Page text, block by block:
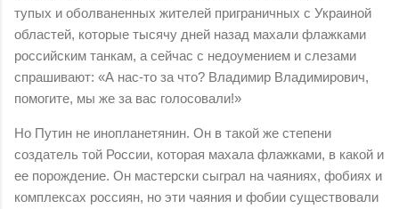
тупых и оболваненных жителей приграничных с Украиной
областей, которые тысячу дней назад махали флажками
российским танкам, а сейчас с недоумением и слезами
спрашивают: «А нас-то за что? Владимир Владимирович,
помогите, мы же за вас голосовали!»
Но Путин не инопланетянин. Он в такой же степени
создатель той России, которая махала флажками, в какой и
ее порождение. Он мастерски сыграл на чаяниях, фобиях и
комплексах россиян, но эти чаяния и фобии существовали